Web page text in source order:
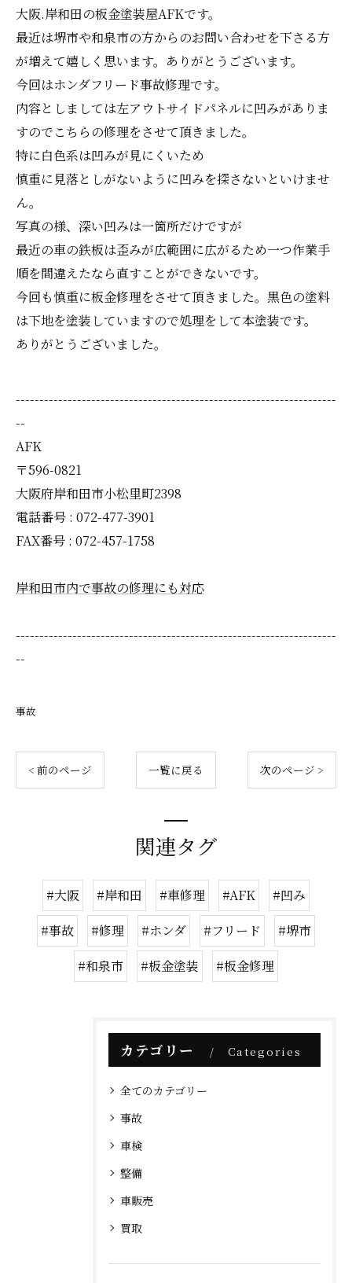
大阪.岸和田の板金塗装屋AFKです。
最近は堺市や和泉市の方からのお問い合わせを下さる方
が増えて嬉しく思います。ありがとうございます。
今回はホンダフリード事故修理です。
内容としましては左アウトサイドパネルに凹みがありま
すのでこちらの修理をさせて頂きました。
特に白色系は凹みが見にくいため
慎重に見落としがないように凹みを探さないといけませ
ん。
写真の様、深い凹みは一箇所だけですが
最近の車の鉄板は歪みが広範囲に広がるため一つ作業手
順を間違えたなら直すことができないです。
今回も慎重に板金修理をさせて頂きました。黒色の塗料
は下地を塗装していますので処理をして本塗装です。
ありがとうございました。
--------------------------------------------------------------------
--
AFK
〒596-0821
大阪府岸和田市小松里町2398
電話番号 : 072-477-3901
FAX番号 : 072-457-1758
岸和田市内で事故の修理にも対応
--------------------------------------------------------------------
--
事故
< 前のページ 一覧に戻る 次のページ >
関連タグ
#大阪 #岸和田 #車修理 #AFK
#凹み
#事故
#修理 #ホンダ #フリード
#堺市
#和泉市
#板金塗装 #板金修理
カテゴリー Categories
全てのカテゴリー
事故
車検
整備
車販売
買取